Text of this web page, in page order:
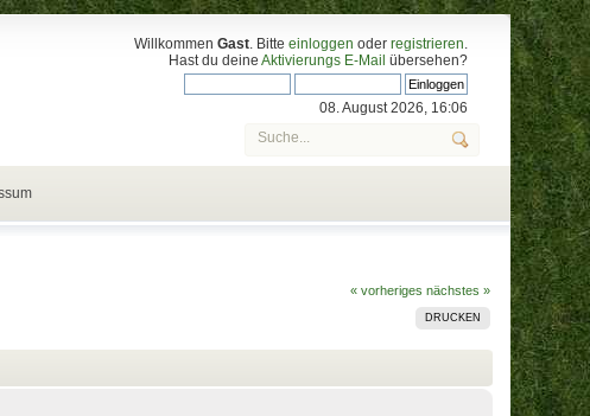
WillkommenGast . Bitteeinloggen oderregistrieren
Hast du deineAktivierungs E-Mail übersehen?
08. August 2026, 16:06
« vorheriges nächstes »
DRUCKEN